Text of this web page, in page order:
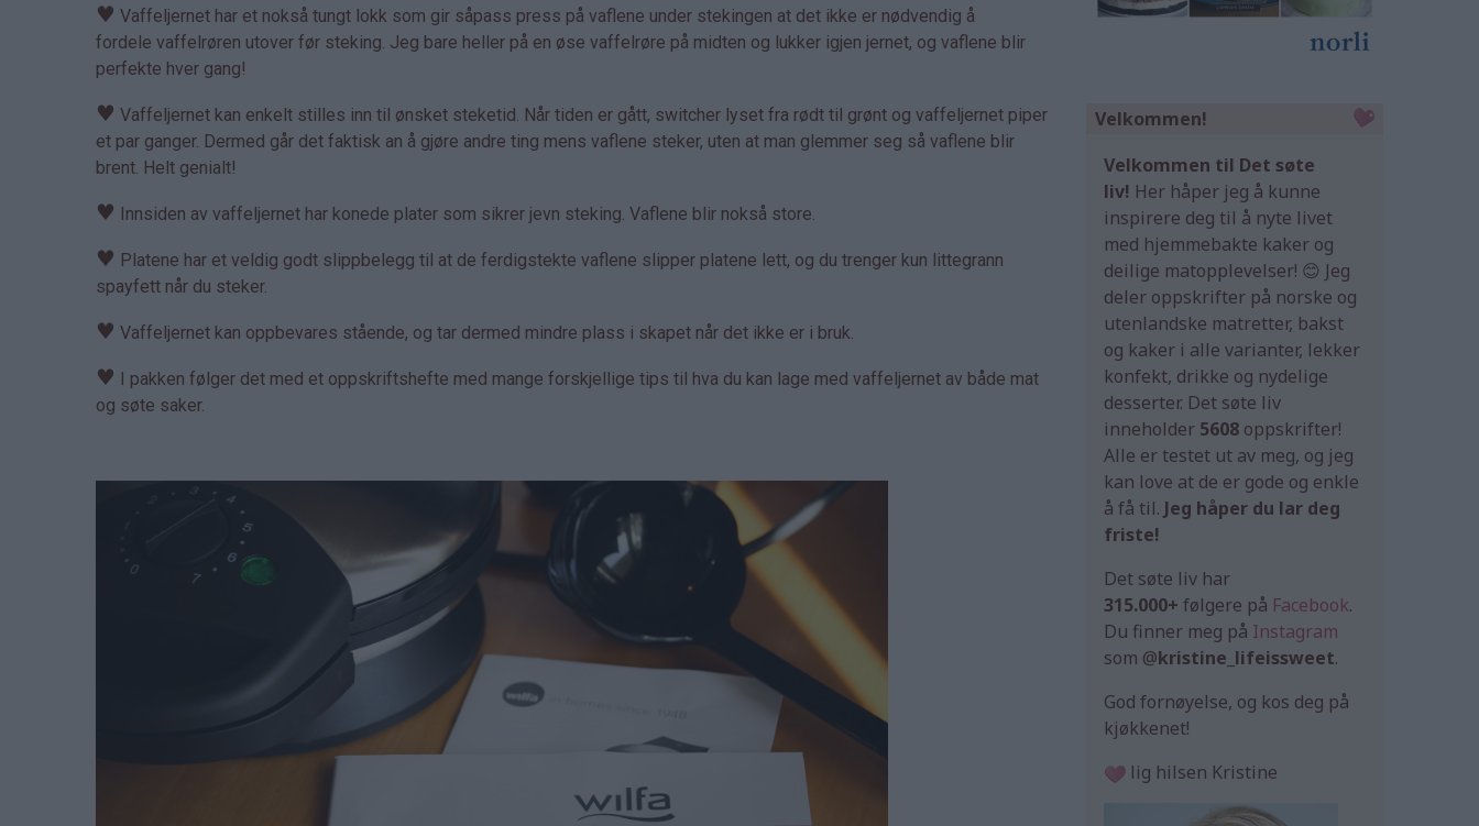
♥ Vaffeljernet har et nokså tungt lokk som gir såpass press på vaflene under stekingen at det ikke er nødvendig å
fordele vaffelrøren utover før steking. Jeg bare heller på en øse vaffelrøre på midten og lukker igjen jernet, og vaflene blir
perfekte hver gang!
♥ Vaffeljernet kan enkelt stilles inn til ønsket steketid. Når tiden er gått, switcher lyset fra rødt til grønt og vaffeljernet piper
et par ganger. Dermed går det faktisk an å gjøre andre ting mens vaflene steker, uten at man glemmer seg så vaflene blir
brent. Helt genialt!
♥ Innsiden av vaffeljernet har konede plater som sikrer jevn steking. Vaflene blir nokså store.
♥ Platene har et veldig godt slippbelegg til at de ferdigstekte vaflene slipper platene lett, og du trenger kun littegrann
spayfett når du steker.
♥ Vaffeljernet kan oppbevares stående, og tar dermed mindre plass i skapet når det ikke er i bruk.
♥ I pakken følger det med et oppskriftshefte med mange forskjellige tips til hva du kan lage med vaffeljernet av både mat
og søte saker.
Velkommen!
Velkommen til Det søte
liv! Her håper jeg å kunne
inspirere deg til å nyte livet
med hjemmebakte kaker og
deilige matopplevelser! 😊 Jeg
deler oppskrifter på norske og
utenlandske matretter, bakst
og kaker i alle varianter, lekker
konfekt, drikke og nydelige
desserter. Det søte liv
inneholder 5608 oppskrifter!
Alle er testet ut av meg, og jeg
kan love at de er gode og enkle
å få til. Jeg håper du lar deg
friste!
Det søte liv har
315.000+ følgere på Facebook.
Du finner meg på Instagram
som @kristine_lifeissweet.
God fornøyelse, og kos deg på
kjøkkenet!
lig hilsen Kristine